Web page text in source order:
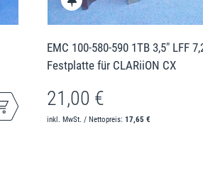
EMC 100-580-590 1TB 3,5" LFF
Festplatte für CLARiiON CX
21,00 €
inkl. MwSt. / Nettopreis:17,65 €